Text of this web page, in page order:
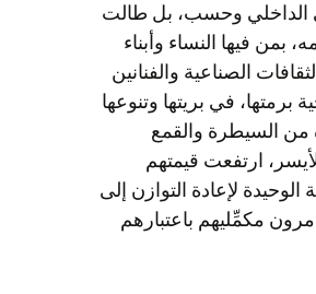
الداخلي وحسب، بل طالت
بمن فيها النساء وأبناء
الصناعية والفنانين
برمتها، في بريتها وتنوعها
من السيطرة والقمع
ارتفعت قيمتهم
لإعادة التوازن إلى
مكمِّليهم باعتبارهم